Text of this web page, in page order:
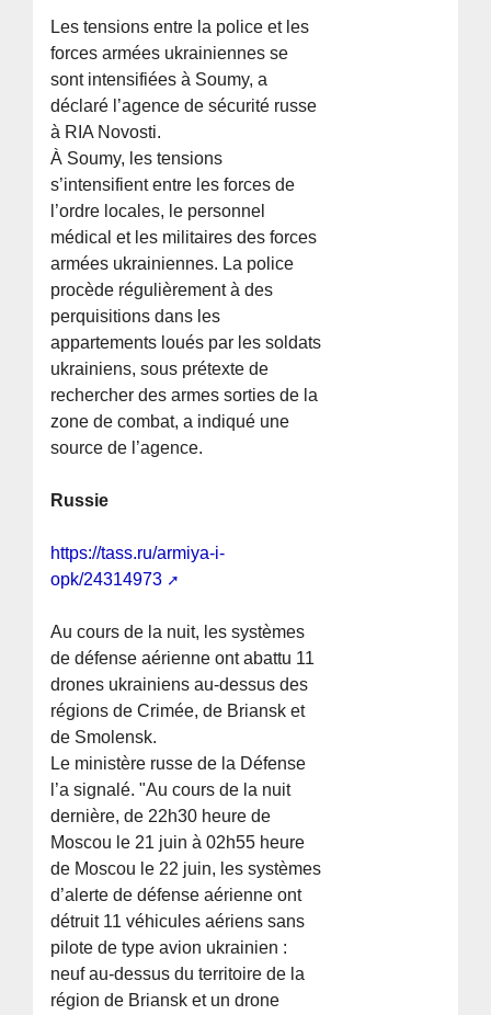
Les tensions entre la police et les
forces armées ukrainiennes se
sont intensifiées à Soumy, a
déclaré l’agence de sécurité russe
à RIA Novosti.
À Soumy, les tensions
s’intensifient entre les forces de
l’ordre locales, le personnel
médical et les militaires des forces
armées ukrainiennes. La police
procède régulièrement à des
perquisitions dans les
appartements loués par les soldats
ukrainiens, sous prétexte de
rechercher des armes sorties de la
zone de combat, a indiqué une
source de l’agence.
Russie
https://tass.ru/armiya-i-
opk/24314973
Au cours de la nuit, les systèmes
de défense aérienne ont abattu 11
drones ukrainiens au-dessus des
régions de Crimée, de Briansk et
de Smolensk.
Le ministère russe de la Défense
l’a signalé. "Au cours de la nuit
dernière, de 22h30 heure de
Moscou le 21 juin à 02h55 heure
de Moscou le 22 juin, les systèmes
d’alerte de défense aérienne ont
détruit 11 véhicules aériens sans
pilote de type avion ukrainien :
neuf au-dessus du territoire de la
région de Briansk et un drone